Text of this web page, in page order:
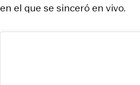
en el que se sinceró en vivo.